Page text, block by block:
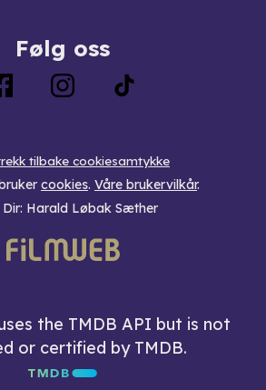
Følg oss
tilbake cookiesamtykke
cookies. Våre brukervilkår.
Dir: Harald Løbak Sæther
the TMDB API but is not
or certified by TMDB.